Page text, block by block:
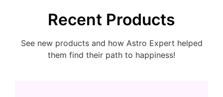
Recent Products
See new products and how Astro Expert helped
them find their path to happiness!